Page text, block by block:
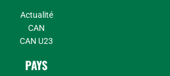
Actualité
CAN
CAN U23
PAYS